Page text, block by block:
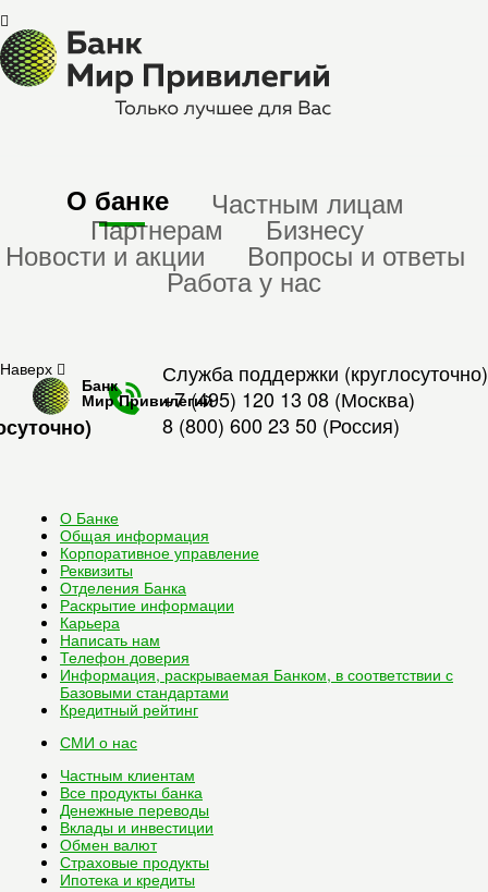
О банке Частным лицам
Партнерам Бизнесу
Новости и акции Вопросы и ответы
Работа у нас
Служба поддержки (круглосуточно)
+7 (495) 120 13 08 (Москва)
8 (800) 600 23 50 (Россия)
Наверх
Банк
Мир Привилегий
О Банке
Общая информация
Корпоративное управление
Реквизиты
Отделения Банка
Раскрытие информации
Карьера
Написать нам
Телефон доверия
Информация, раскрываемая Банком, в соответствии с
Базовыми стандартами
Кредитный рейтинг
СМИ о нас
Частным клиентам
Все продукты банка
Денежные переводы
Вклады и инвестиции
Обмен валют
Страховые продукты
Ипотека и кредиты